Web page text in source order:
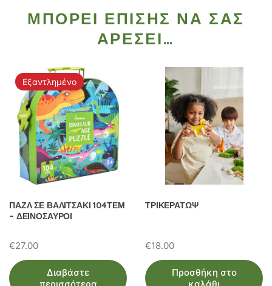
ΜΠΟΡΕΊ ΕΠΊΣΗΣ ΝΑ ΣΑΣ
ΑΡΈΣΕΙ…
Εξαντλημένο
ΠΑΖΛ ΣΕ ΒΑΛΙΤΣΑΚΙ 104ΤΕΜ
– ΔΕΙΝΟΣΑΥΡΟΙ
€27.00
Διαβάστε
περισσότερα
ΤΡΙΚΕΡΑΤΩΨ
€18.00
Προσθήκη στο
καλάθι